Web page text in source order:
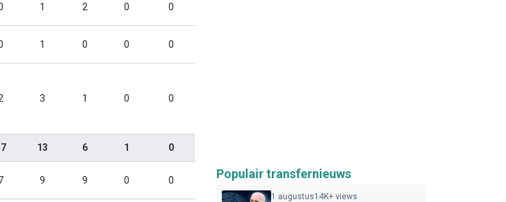
1 2 0 0
1 0 0 0
3 1 0 0
13 6 1 0
9 9 0 0 Populair transfernieuws
1 augustus14K+ views